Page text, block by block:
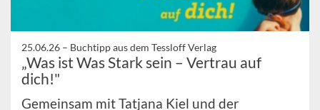
25.06.26 – Buchtipp aus dem Tessloff Verlag
„Was ist Was Stark sein – Vertrau auf
dich!"
Gemeinsam mit Tatjana Kiel und der